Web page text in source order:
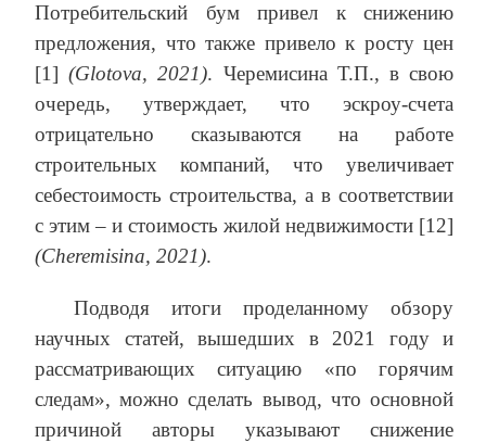
Потребительский бум привел к снижению
предложения, что также привело к росту цен
[1](Glotova, 2021). Черемисина Т.П., в свою
очередь, утверждает, что эскроу-счета
отрицательно сказываются на работе
строительных компаний, что увеличивает
себестоимость строительства, а в соответствии
с этим – и стоимость жилой недвижимости [12]
(Cheremisina, 2021).
Подводя итоги проделанному обзору
научных статей, вышедших в 2021 году и
рассматривающих ситуацию «по горячим
следам», можно сделать вывод, что основной
причиной авторы указывают снижение